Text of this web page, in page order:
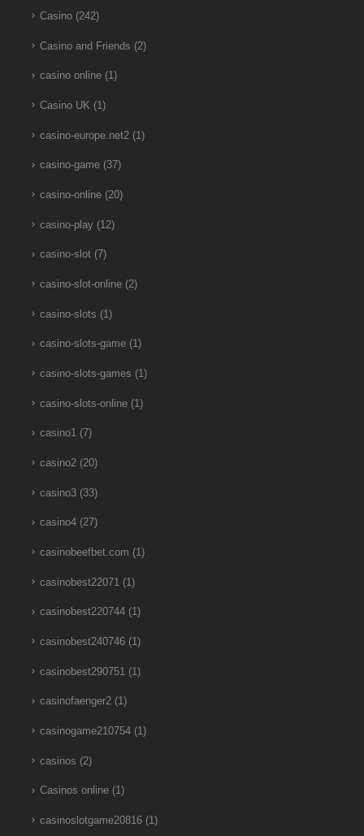
Casino(242)
Casino and Friends (2)
casino online(1)
Casino UK (1)
casino-europe.net2(1)
casino-game(37)
casino-online(20)
casino-play(12)
casino-slot(7)
casino-slot-online(2)
casino-slots (1)
casino-slots-game(1)
casino-slots-games (1)
casino-slots-online(1)
casino1(7)
casino2(20)
casino3(33)
casino4(27)
casinobeefbet.com (1)
casinobest22071 (1)
casinobest220744(1)
casinobest240746(1)
casinobest290751 (1)
casinofaenger2(1)
casinogame210754(1)
casinos (2)
Casinos online(1)
casinoslotgame20816(1)